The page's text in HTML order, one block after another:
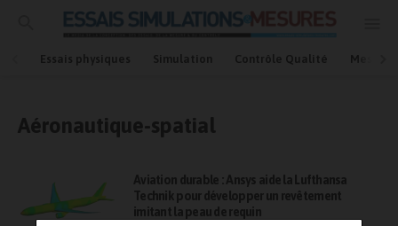
Essais physiques Simulation Contrôle Qualité Mesures
Aéronautique-spatial
Aviation durable : Ansys aide la Lufthansa
Technik pour développer un revêtement
imitant la peau de requin